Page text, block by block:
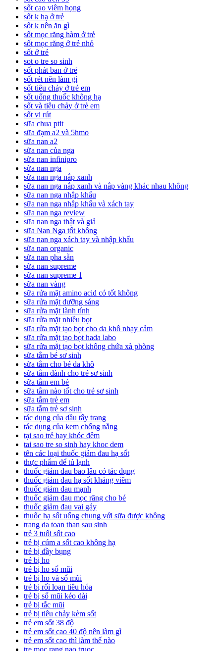
sốt cao viêm họng
sốt k hạ ở trẻ
sốt k nên ăn gì
sốt mọc răng hàm ở trẻ
sốt mọc răng ở trẻ nhỏ
sốt ở trẻ
sot o tre so sinh
sốt phát ban ở trẻ
sốt rét nên làm gì
sốt tiêu chảy ở trẻ em
sốt uống thuốc không hạ
sốt và tiêu chảy ở trẻ em
sốt vi rút
sữa chua ptit
sữa đạm a2 và 5hmo
sữa nan a2
sữa nan của nga
sữa nan infinipro
sữa nan nga
sữa nan nga nắp xanh
sữa nan nga nắp xanh và nắp vàng khác nhau không
sữa nan nga nhập khẩu
sữa nan nga nhập khẩu và xách tay
sữa nan nga review
sữa nan nga thật và giả
sữa Nan Nga tốt không
sữa nan nga xách tay và nhập khẩu
sữa nan organic
sữa nan pha sẵn
sữa nan supreme
sữa nan supreme 1
sữa nan vàng
sữa rửa mặt amino acid có tốt không
sữa rửa mặt dưỡng sáng
sữa rửa mặt lành tính
sữa rửa mặt nhiều bọt
sữa rửa mặt tạo bọt cho da khô nhạy cảm
sữa rửa mặt tạo bọt hada labo
sữa rửa mặt tạo bọt không chứa xà phòng
sữa tắm bé sơ sinh
sữa tắm cho bé da khô
sữa tắm dành cho trẻ sơ sinh
sữa tắm em bé
sữa tắm nào tốt cho trẻ sơ sinh
sữa tắm trẻ em
sữa tắm trẻ sơ sinh
tác dụng của dầu tẩy trang
tác dụng của kem chống nắng
tại sao trẻ hay khóc đêm
tai sao tre so sinh hay khoc dem
tên các loại thuốc giảm đau hạ sốt
thực phẩm để tủ lạnh
thuốc giảm đau bao lâu có tác dụng
thuốc giảm đau hạ sốt kháng viêm
thuốc giảm đau mạnh
thuốc giảm đau mọc răng cho bé
thuốc giảm đau vai gáy
thuốc hạ sốt uống chung với sữa được không
trang da toan than sau sinh
trẻ 3 tuổi sốt cao
trẻ bị cúm a sốt cao không hạ
trẻ bị đầy bụng
trẻ bị ho
trẻ bị ho sổ mũi
trẻ bị ho và sổ mũi
trẻ bị rối loạn tiêu hóa
trẻ bị sổ mũi kéo dài
trẻ bị tắc mũi
trẻ bị tiêu chảy kèm sốt
trẻ em sốt 38 độ
trẻ em sốt cao 40 độ nên làm gì
trẻ em sốt cao thì làm thế nào